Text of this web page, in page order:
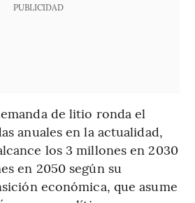
PUBLICIDAD
de litio ronda el
anuales en la actualidad,
los 3 millones en 2030
en 2050 según su
económica, que asume